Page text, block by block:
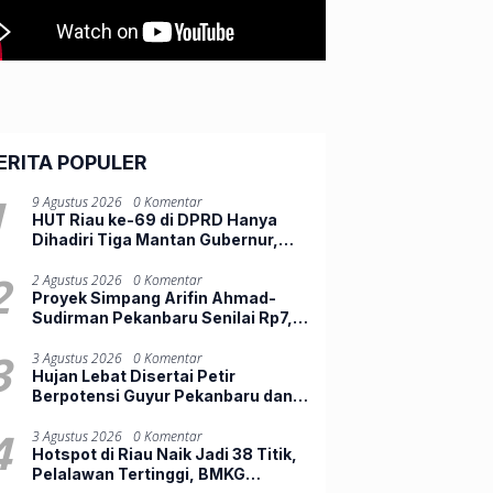
POPULER
9 Agustus 2026
0 Komentar
HUT Riau ke-69 di DPRD Hanya
Dihadiri Tiga Mantan Gubernur,
2 Agustus 2026
0 Komentar
Proyek Simpang Arifin Ahmad-
Sudirman Pekanbaru Senilai Rp7,6
3 Agustus 2026
0 Komentar
Hujan Lebat Disertai Petir
Berpotensi Guyur Pekanbaru dan
3 Agustus 2026
0 Komentar
Hotspot di Riau Naik Jadi 38 Titik,
Pelalawan Tertinggi, BMKG